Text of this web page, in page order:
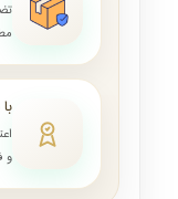
با
و